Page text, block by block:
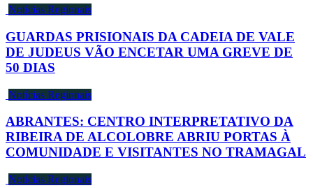
Notícias Regionais
GUARDAS PRISIONAIS DA CADEIA DE VALE
DE JUDEUS VÃO ENCETAR UMA GREVE DE
50 DIAS
Notícias Regionais
ABRANTES: CENTRO INTERPRETATIVO DA
RIBEIRA DE ALCOLOBRE ABRIU PORTAS À
COMUNIDADE E VISITANTES NO TRAMAGAL
Notícias Regionais